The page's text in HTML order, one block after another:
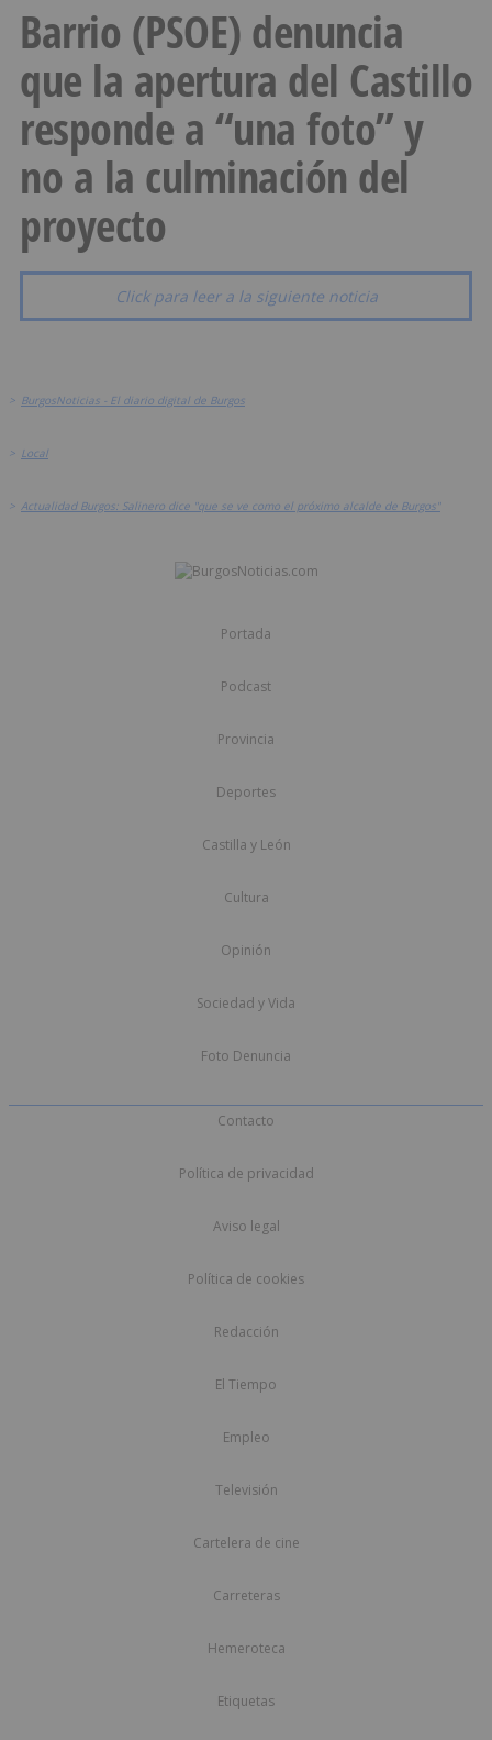
Barrio (PSOE) denuncia
que la apertura del Castillo
responde a “una foto” y
no a la culminación del
proyecto
Click para leer a la siguiente noticia
> BurgosNoticias - El diario digital de Burgos
> Local
> Actualidad Burgos: Salinero dice "que se ve como el próximo alcalde de Burgos"
Portada
Podcast
Provincia
Deportes
Castilla y León
Cultura
Opinión
Sociedad y Vida
Foto Denuncia
Contacto
Política de privacidad
Aviso legal
Política de cookies
Redacción
El Tiempo
Empleo
Televisión
Cartelera de cine
Carreteras
Hemeroteca
Etiquetas